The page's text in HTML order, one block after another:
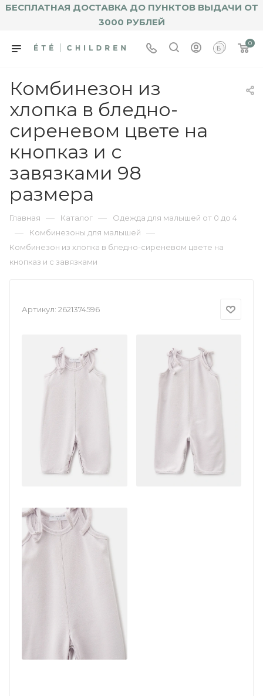
БЕСПЛАТНАЯ ДОСТАВКА ДО ПУНКТОВ ВЫДАЧИ ОТ
3000 РУБЛЕЙ
0
Комбинезон из
хлопка в бледно-
сиреневом цвете на
кнопказ и с
завязками 98
размера
Главная — Каталог — Одежда для малышей от 0 до 4
— Комбинезоны для малышей —
Комбинезон из хлопка в бледно-сиреневом цвете на
кнопказ и с завязками
Артикул: 2621374596